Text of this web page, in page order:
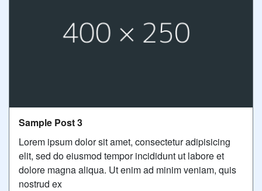
Sample Post 3
Lorem ipsum dolor sit amet, consectetur adipisicing
elit, sed do eiusmod tempor incididunt ut labore et
dolore magna aliqua. Ut enim ad minim veniam, quis
nostrud ex